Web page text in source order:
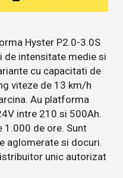
Hyster P2.0-3.0S
de intensitate medie si
cu capacitati de
viteze de 13 km/h
Au platforma
intre 210 si 500Ah.
1.000 de ore. Sunt
aglomerate si docuri.
unic autorizat